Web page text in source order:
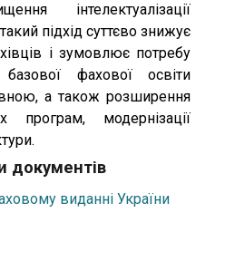
інтелектуалізації
підхід суттєво знижує
і зумовлює потребу
фахової освіти
а також розширення
програм, модернізації
документів
виданні України